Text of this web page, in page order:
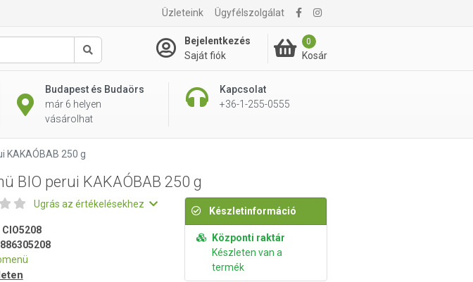
Üzleteink Ügyfélszolgálat
Keresés
Bejelentkezés
Saját fiók
0
Kosár
Budapest és Budaörs
már 6 helyen
vásárolhat
Kapcsolat
+36-1-255-0555
6 895 Ft Kosárba rakom
KAKAÓBAB 250 g
BIO perui KAKAÓBAB 250 g
Ugrás az értékelésekhez
CIO5208
Készletinformáció
Központi raktár
Készleten van a
termék